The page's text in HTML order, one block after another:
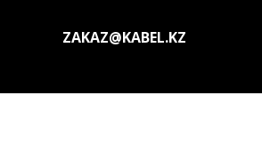
ZAKAZ@KABEL.KZ